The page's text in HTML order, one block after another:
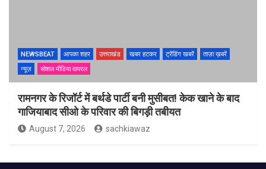
NEWSBEAT आपका शहर उत्तराखंड खबर हटकर ट्रेंडिंग खबरें
ताज़ा ख़बरें
न्यूज़
सोशल मीडिया वायरल
रामनगर के रिजॉर्ट में बर्थडे पार्टी बनी मुसीबत! केक खाने के बाद
गाजियाबाद सीओ के परिवार की बिगड़ी तबीयत
August 7, 2026 sachkiawaz